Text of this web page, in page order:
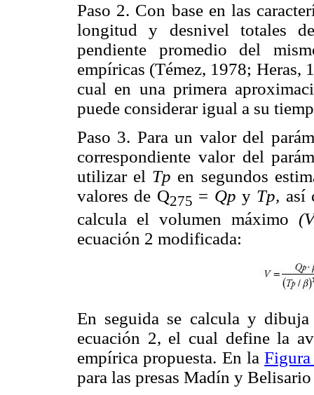
Paso 2. Con base en las
longitud y desnivel totales
pendiente promedio del
empíricas (Témez, 1978;
cual en una primera
puede considerar igual a su
Paso 3. Para un valor del
correspondiente valor del
utilizar el Tp en segundos
valores de Q275 = Qp yTp, así
calcula el volumen máximo
ecuación 2 modificada:
En seguida se calcula y
ecuación 2, el cual define la
empírica propuesta. En la
para las presas Madín y